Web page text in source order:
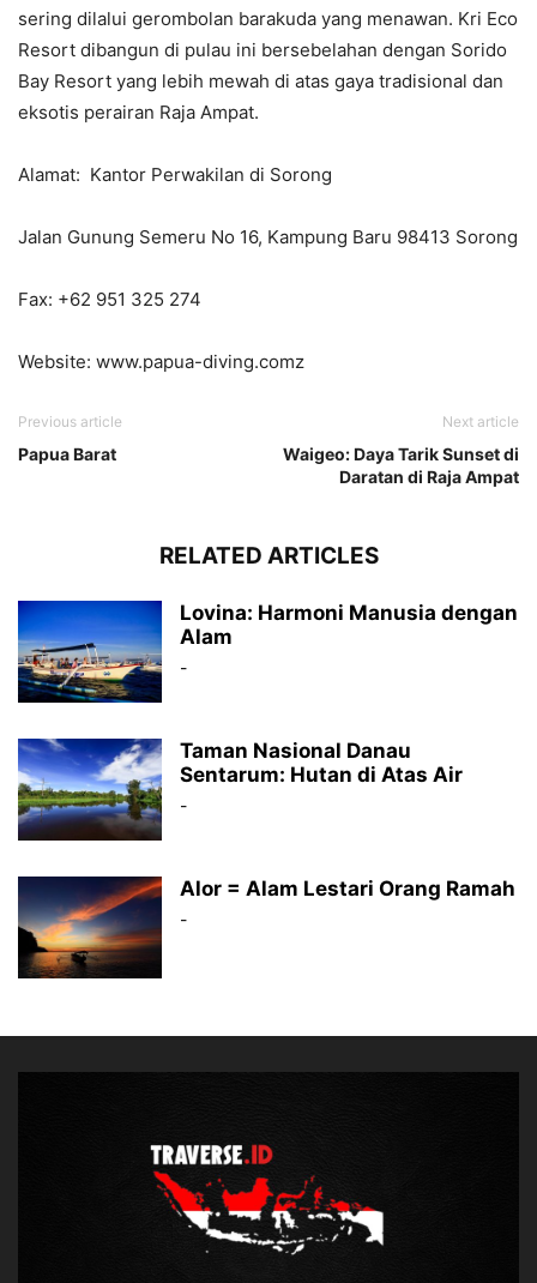
sering dilalui gerombolan barakuda yang menawan. Kri Eco
Resort dibangun di pulau ini bersebelahan dengan Sorido
Bay Resort yang lebih mewah di atas gaya tradisional dan
eksotis perairan Raja Ampat.
Alamat: Kantor Perwakilan di Sorong
Jalan Gunung Semeru No 16, Kampung Baru 98413 Sorong
Fax: +62 951 325 274
Website: www.papua-diving.comz
Previous article
Papua Barat
Next article
Waigeo: Daya Tarik Sunset di
Daratan di Raja Ampat
RELATED ARTICLES
Lovina: Harmoni Manusia dengan
Alam
-
Taman Nasional Danau
Sentarum: Hutan di Atas Air
-
Alor = Alam Lestari Orang Ramah
-